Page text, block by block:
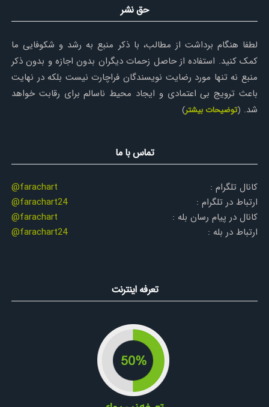
حق نشر
لطفا هنگام برداشت از مطالب، با ذکر منبع به رشد و شکوفایی ما
کمک کنید. استفاده از حاصل زحمات دیگران بدون اجازه و بدون ذکر
منبع نه تنها مورد رضایت نویسندگان فراچارت نیست بلکه در نهایت
باعث ترویج بی اعتمادی و ایجاد محیط ناسالم برای رقابت خواهد
شد. (توضیحات بیشتر)
تماس با ما
کانال تلگرام :
@farachart
ارتباط در تلگرام :
@farachart24
کانال در پیام رسان بله :
@farachart
ارتباط در بله :
@farachart24
تعرفه اینترنت